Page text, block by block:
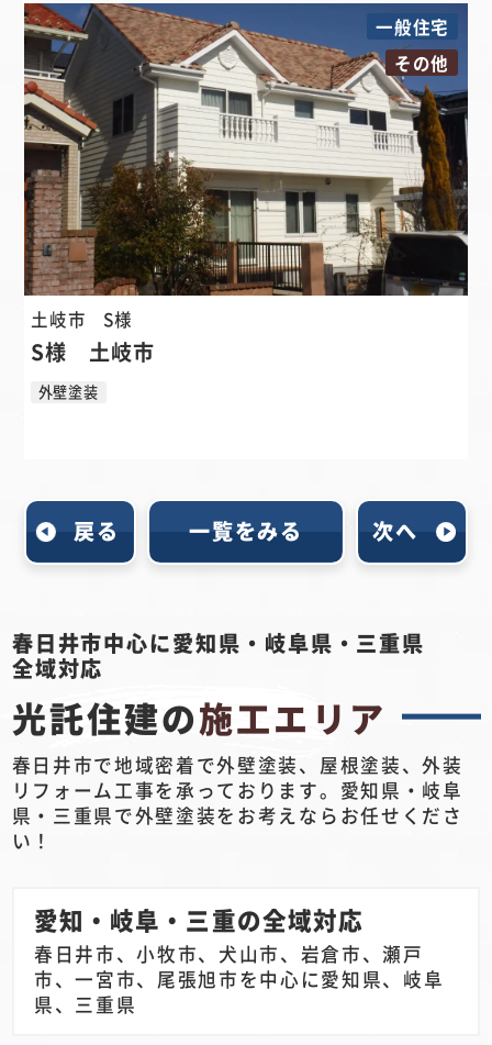
一般住宅
その他
土岐市 S様
S様 土岐市
外壁塗装
戻る 一覧をみる 次へ
春日井市中心に愛知県・岐阜県・三重県
全域対応
光託住建の施工エリア
春日井市で地域密着で外壁塗装、屋根塗装、外装
リフォーム工事を承っております。愛知県・岐阜
県・三重県で外壁塗装をお考えならお任せくださ
い！
愛知・岐阜・三重の全域対応
春日井市、小牧市、犬山市、岩倉市、瀬戸
市、一宮市、尾張旭市を中心に愛知県、岐阜
県、三重県